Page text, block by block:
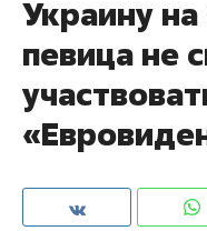
Украину
певица не